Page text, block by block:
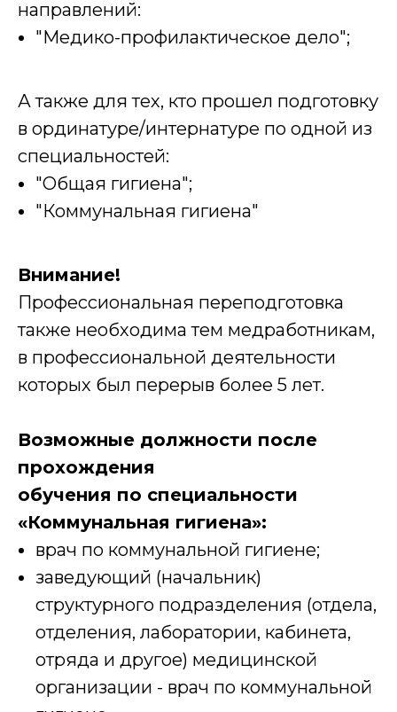
направлений:
"Медико-профилактическое дело";
А также для тех, кто прошел подготовку
в ординатуре/интернатуре по одной из
специальностей:
"Общая гигиена";
"Коммунальная гигиена"
Внимание!
Профессиональная переподготовка
также необходима тем медработникам,
в профессиональной деятельности
которых был перерыв более 5 лет.
Возможные должности после
прохождения
обучения по специальности
«Коммунальная гигиена»:
врач по коммунальной гигиене;
заведующий (начальник)
структурного подразделения (отдела,
отделения, лаборатории, кабинета,
отряда и другое) медицинской
организации - врач по коммунальной